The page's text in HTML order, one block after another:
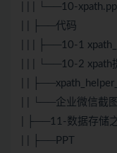
| | | └──10-
| | ├──代码
| | | ├──10-1
| | | └──10-2 xpath
| |
| | └──企业微信截
| ├──11-数据存储
| | ├──PPT